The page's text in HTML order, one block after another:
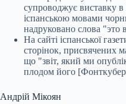
супроводжує виставку
іспанською мовами
надруковано слова "это
На сайті іспанської
сторінок, присвячених
що "звіт, який ми
плодом його
Андрій Мікоян